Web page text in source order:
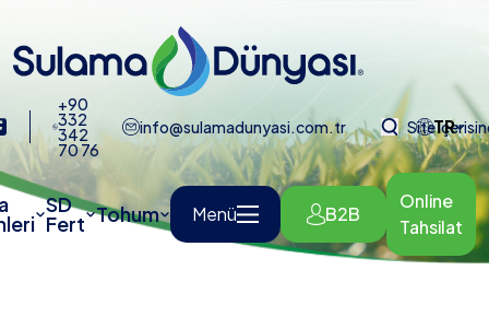
+90
332
342
70 76
info@sulamadunyasi.com.tr SiteTR
SD
Fert Tohum Menü B2B
Online
Tahsilat